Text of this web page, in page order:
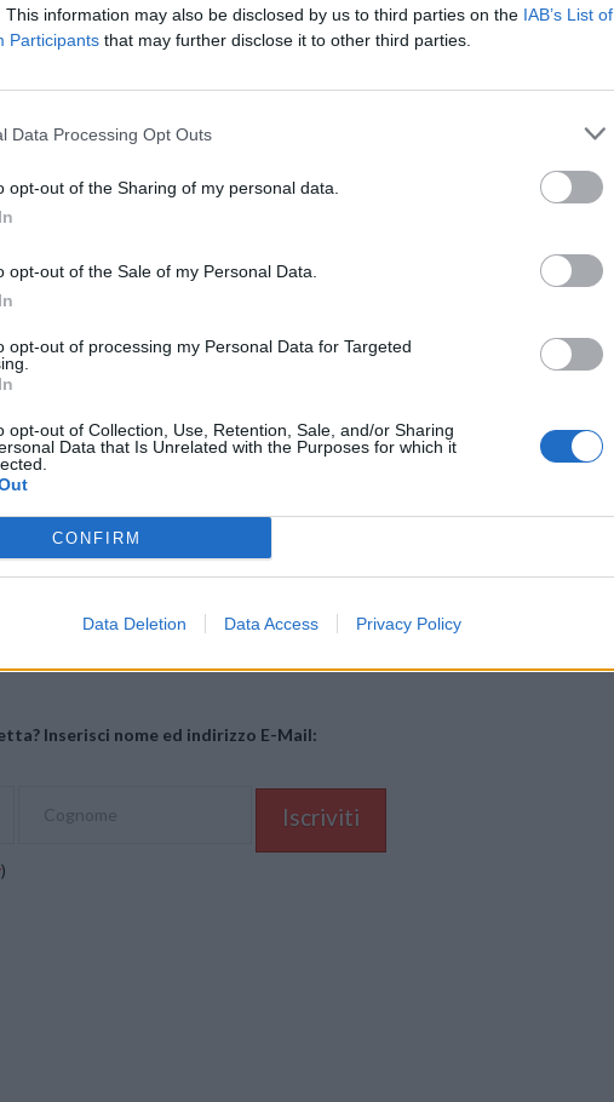
This information may also be disclosed by us to third parties on the IAB’s List of
Participants that may further disclose it to other third parties.
Data Processing Opt Outs
opt-out of the Sharing of my personal data.
opt-out of the Sale of my Personal Data.
opt-out of processing my Personal Data for Targeted
opt-out of Collection, Use, Retention, Sale, and/or Sharing
Data that Is Unrelated with the Purposes for which it
CONFIRM
Data Deletion Data Access Privacy Policy
efficaci e che migliorino la protezione della privacy”, ha spiegato
Product Management, Android Security & Privacy.
è il naturale proseguimento di un ecosistema che continua a dare
ATT di Apple ha dato il via a questi cambiamenti, il marketing
in grado di preservare la privacy e guidare, nel contempo, le
sarà fondamentale per continuare a generare insights preziosi
di misurazione predittiva insieme ad approcci creativi sarà di vitale
fornendo al contempo un’esperienza utente personalizzata in un
Data Clean Room offrirà uno spazio neutrale e sicuro per la
party.”
Mastodon Telegram WhatsApp Stampa
Inserisci nome ed indirizzo E-Mail:
)